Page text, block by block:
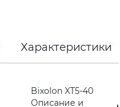
Характеристики
Bixolon XT5-40
Описание и